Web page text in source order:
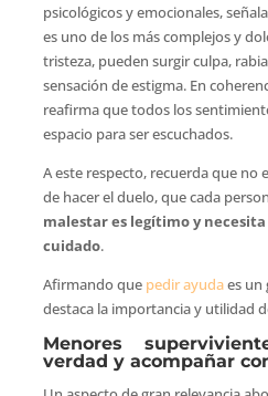
psicológicos y emocionales,
es uno de los más complejos y
tristeza, pueden surgir culpa,
sensación de estigma. En
reafirma que todos los
espacio para ser escuchados.
A este respecto, recuerda que no
de hacer el duelo, que cada
malestar es legítimo y
cuidado.
Afirmando quepedir ayudaes un
destaca la importancia y utilidad
Menores
verdad y acompañar